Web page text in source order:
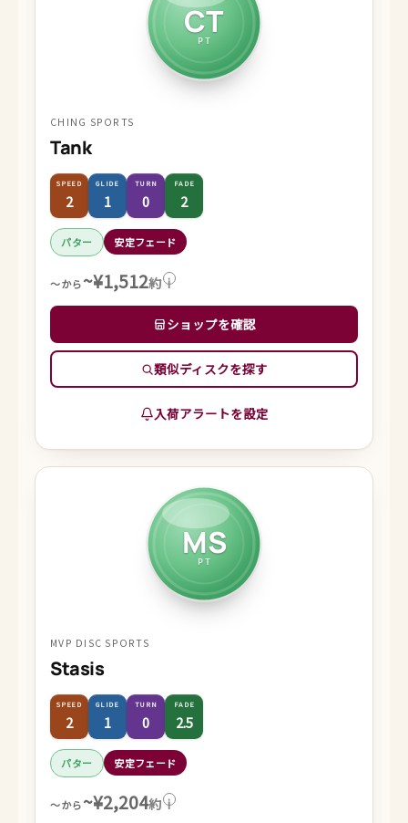
CT
PT
CHING SPORTS
Tank
SPEED
2
GLIDE
1
TURN
0
FADE
2
パター 安定フェード
～から~¥1,512約 i
ショップを確認
類似ディスクを探す
入荷アラートを設定
MS
PT
MVP DISC SPORTS
Stasis
SPEED
2
GLIDE
1
TURN
0
FADE
2.5
パター 安定フェード
～から~¥2,204約 i